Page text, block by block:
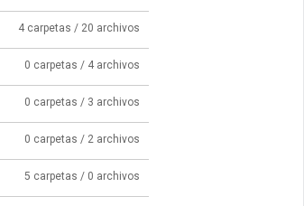
4 carpetas / 20 archivos
0 carpetas / 4 archivos
0 carpetas / 3 archivos
0 carpetas / 2 archivos
5 carpetas / 0 archivos